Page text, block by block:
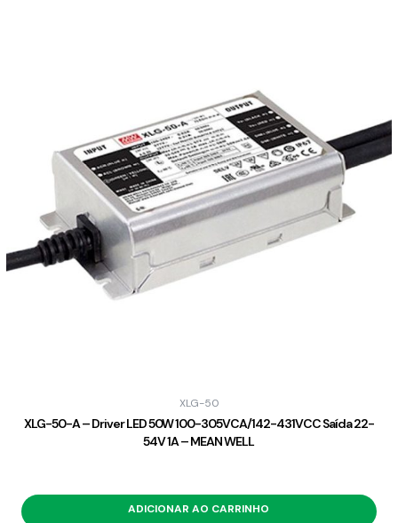
XLG-50
XLG-50-A – Driver LED 50W 100-305VCA/142-431VCC Saída 22-
54V 1A – MEAN WELL
ADICIONAR AO CARRINHO